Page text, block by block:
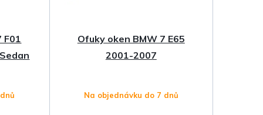
F01
Ofuky oken BMW 7 E65
2001-2007
Na objednávku do 7 dnů